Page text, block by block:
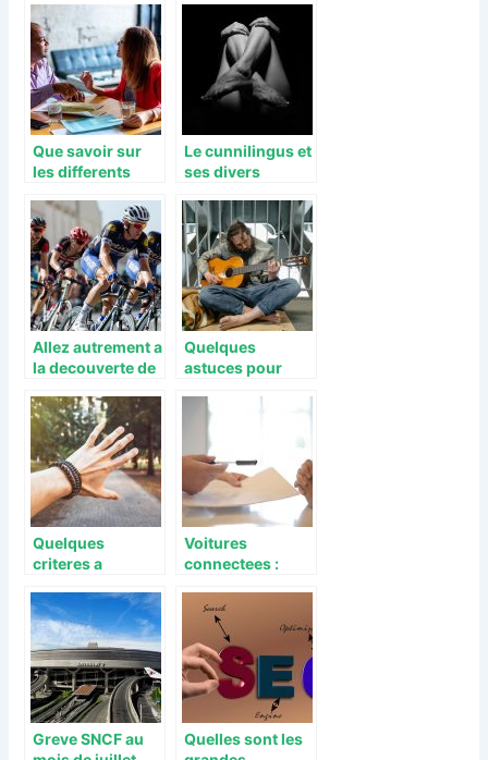
en ligne ?
Que savoir sur
les differents
contrats de
travail ?
Le cunnilingus et
ses divers
Allez autrement a
la decouverte de
Quelques
astuces pour
jouer de la
Quelques
criteres a
compte pour
choisir un
bracelet en cuir
pour femme
Voitures
connectees :
partenariat entre
les assureurs et
les
constructeurs
Greve SNCF au
Quelles sont les